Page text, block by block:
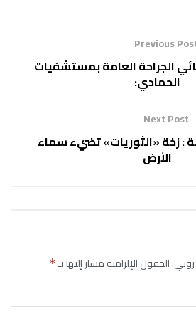
Previous
الجراحة العامة بمستشفيات
الحمادي:
Next Post
: زخة «الثوريات» تضيء سماء
الأرض
الحقول الإلزامية مشار إليها بـ*